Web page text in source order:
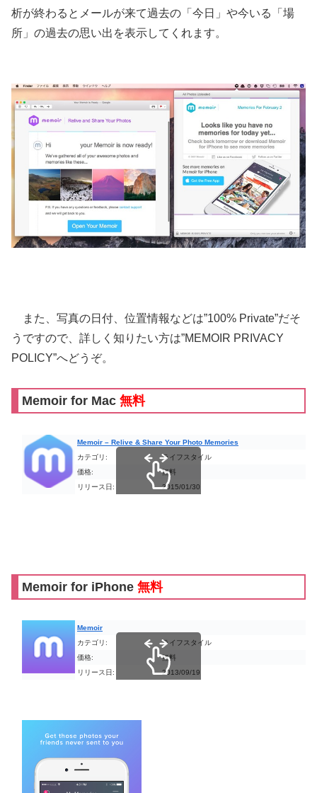
析が終わるとメールが来て過去の「今日」や今いる「場
所」の過去の思い出を表示してくれます。
また、写真の日付、位置情報などは”100% Private”だそ
うですので、詳しく知りたい方は”MEMOIR PRIVACY
POLICY”へどうぞ。
Memoir for Mac 無料
Memoir – Relive & Share Your Photo Memories
カテゴリ:
ライフスタイル
価格:
無料
リリース日:
2015/01/30
Memoir for iPhone 無料
Memoir
カテゴリ:
ライフスタイル
価格:
無料
リリース日:
2013/09/19